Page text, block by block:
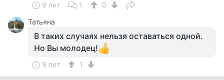
9 лет 1
0
Татьяна
В таких случаях нельзя оставаться одной.
Но Вы молодец!
9 лет 1